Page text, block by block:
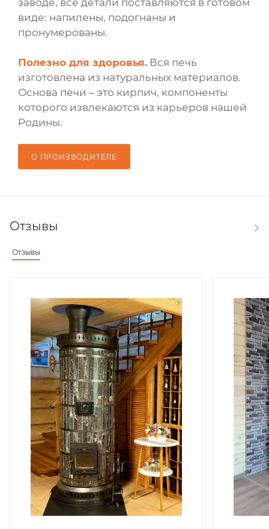
виде: напилены, подогнаны и
пронумерованы.
Полезно для здоровья. Вся печь
изготовлена из натуральных материалов.
Основа печи – это кирпич, компоненты
которого извлекаются из карьеров нашей
Родины.
О ПРОИЗВОДИТЕЛЕ
Отзывы
Отзывы